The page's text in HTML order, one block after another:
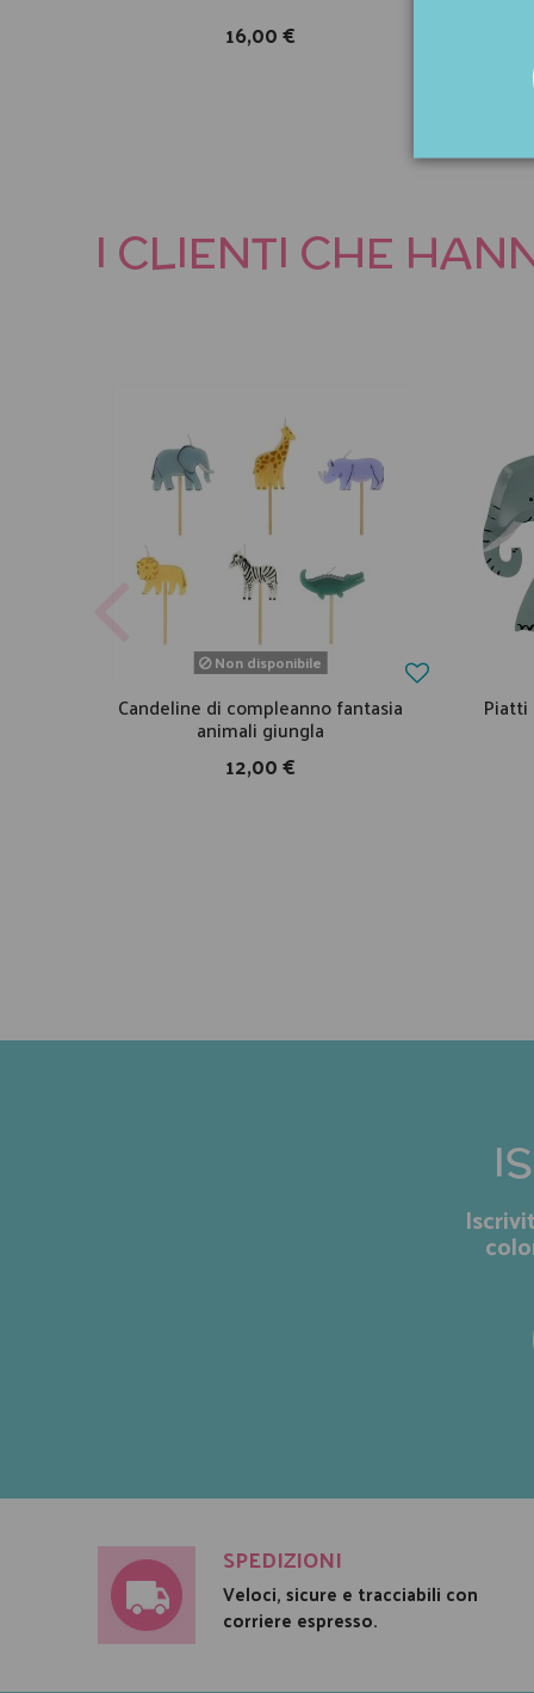
16,00 €
I CLIENTI CHE
Non disponibile
Candeline di compleanno fantasia
animali giungla
12,00 €
SPEDIZIONI
Veloci, sicure e tracciabili con
corriere espresso.